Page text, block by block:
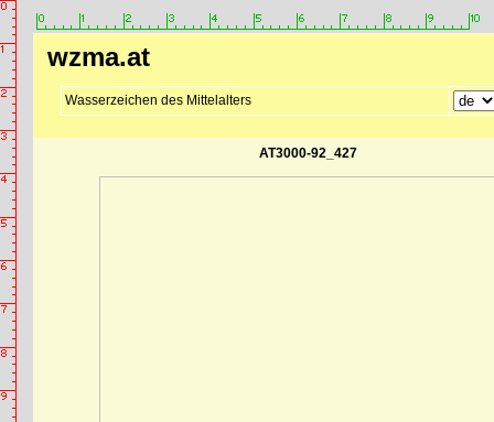
wzma.at
Wasserzeichen des Mittelalters
AT3000-92_427